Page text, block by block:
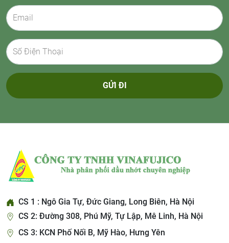
GỬI ĐI
CS 1 : Ngô Gia Tự, Đức Giang, Long Biên, Hà Nội
CS 2: Đường 308, Phú Mỹ, Tự Lập, Mê Linh, Hà Nội
CS 3: KCN Phố Nối B, Mỹ Hào, Hưng Yên